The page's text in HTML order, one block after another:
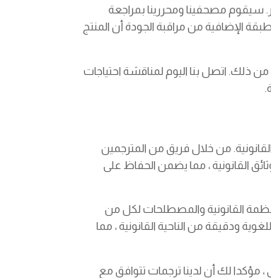
سيقوم مصحفينا ومحررينا بمراجعة
الإضافية من مراقبة الجودة أن المنتج
من ذلك. اتصل بنا اليوم لمناقشة احتياجات
من خلال فريق من المترجمين
القانونية ، مما يضمن الحفاظ على
القانونية والمصطلحات لكل من
ودقيقة من الناحية القانونية ، مما
لك أن لدينا ترجمات تتوافق مع